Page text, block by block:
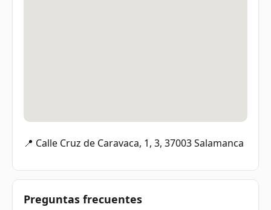
📍 Calle Cruz de Caravaca, 1, 3, 37003 Salamanca
Preguntas frecuentes